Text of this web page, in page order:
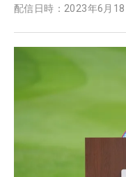
配信日時： 2023年6月